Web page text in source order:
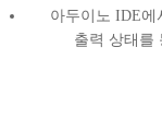
아두이노 IDE에
출력 상태를